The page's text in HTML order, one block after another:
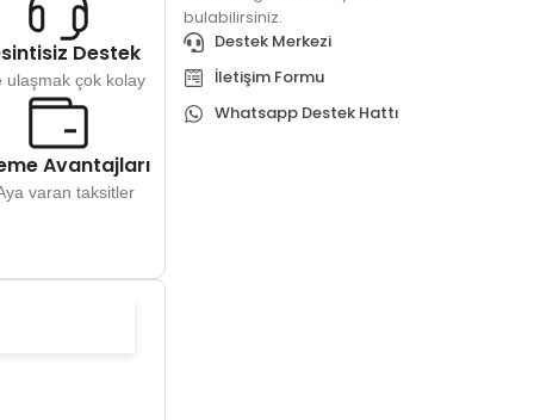
Destek
ulaşmak çok kolay
Avantajları
varan taksitler
bulabilirsiniz.
Destek Merkezi
İletişim Formu
Whatsapp Destek Hattı